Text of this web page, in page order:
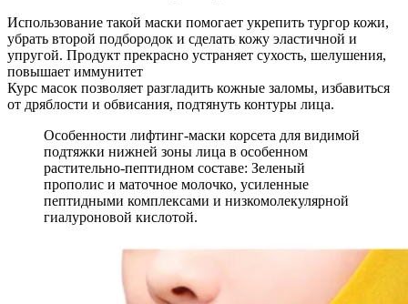
Использование такой маски помогает укрепить тургор кожи,
убрать второй подбородок и сделать кожу эластичной и
упругой. Продукт прекрасно устраняет сухость, шелушения,
повышает иммунитет
Курс масок позволяет разгладить кожные заломы, избавиться
от дряблости и обвисания, подтянуть контуры лица.
Особенности лифтинг-маски корсета для видимой
подтяжки нижней зоны лица в особенном
растительно-пептидном составе: Зеленый
прополис и маточное молочко, усиленные
пептидными комплексами и низкомолекулярной
гиалуроновой кислотой.